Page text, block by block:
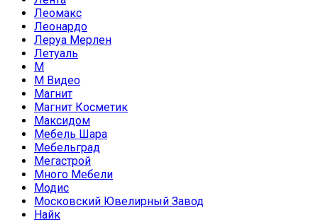
Леомакс
Леонардо
Леруа Мерлен
Летуаль
М
М Видео
Магнит
Магнит Косметик
Максидом
Мебель Шара
Мебельград
Мегастрой
Много Мебели
Модис
Московский Ювелирный Завод
Найк